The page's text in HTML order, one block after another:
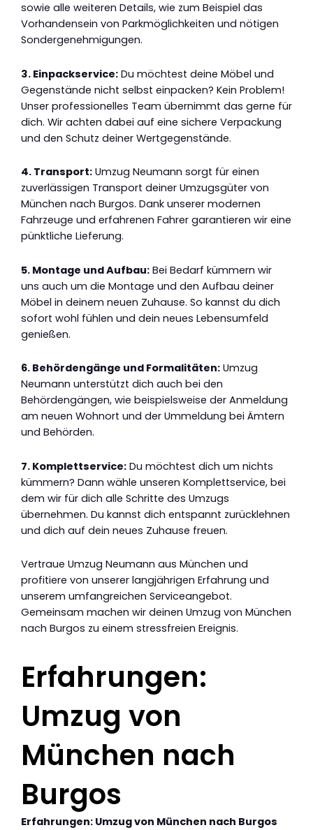
sowie alle weiteren Details, wie zum Beispiel das
Vorhandensein von Parkmöglichkeiten und nötigen
Sondergenehmigungen.
3. Einpackservice: Du möchtest deine Möbel und
Gegenstände nicht selbst einpacken? Kein Problem!
Unser professionelles Team übernimmt das gerne für
dich. Wir achten dabei auf eine sichere Verpackung
und den Schutz deiner Wertgegenstände.
4. Transport: Umzug Neumann sorgt für einen
zuverlässigen Transport deiner Umzugsgüter von
München nach Burgos. Dank unserer modernen
Fahrzeuge und erfahrenen Fahrer garantieren wir eine
pünktliche Lieferung.
5. Montage und Aufbau: Bei Bedarf kümmern wir
uns auch um die Montage und den Aufbau deiner
Möbel in deinem neuen Zuhause. So kannst du dich
sofort wohl fühlen und dein neues Lebensumfeld
genießen.
6. Behördengänge und Formalitäten: Umzug
Neumann unterstützt dich auch bei den
Behördengängen, wie beispielsweise der Anmeldung
am neuen Wohnort und der Ummeldung bei Ämtern
und Behörden.
7. Komplettservice: Du möchtest dich um nichts
kümmern? Dann wähle unseren Komplettservice, bei
dem wir für dich alle Schritte des Umzugs
übernehmen. Du kannst dich entspannt zurücklehnen
und dich auf dein neues Zuhause freuen.
Vertraue Umzug Neumann aus München und
profitiere von unserer langjährigen Erfahrung und
unserem umfangreichen Serviceangebot.
Gemeinsam machen wir deinen Umzug von München
nach Burgos zu einem stressfreien Ereignis.
Erfahrungen:
Umzug von
München nach
Burgos
Erfahrungen: Umzug von München nach Burgos